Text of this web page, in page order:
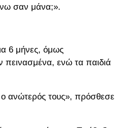
σαν μάνα;».
6 μήνες, όμως
πεινασμένα, ενώ τα παιδιά
ανώτερός τους», πρόσθεσε